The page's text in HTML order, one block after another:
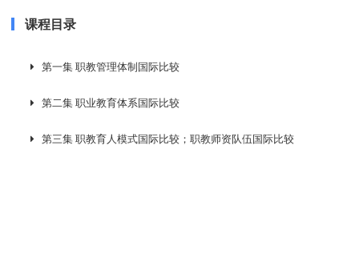
课程目录
第一集 职教管理体制国际比较
第二集 职业教育体系国际比较
第三集 职教育人模式国际比较；职教师资队伍国际比较